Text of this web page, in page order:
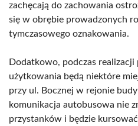
zachęcają do zachowania
się w obrębie prowadzonych
tymczasowego oznakowania.
Dodatkowo, podczas realizacji
użytkowania będą niektóre
przy ul. Bocznej w rejonie
komunikacja autobusowa nie
przystanków i będzie